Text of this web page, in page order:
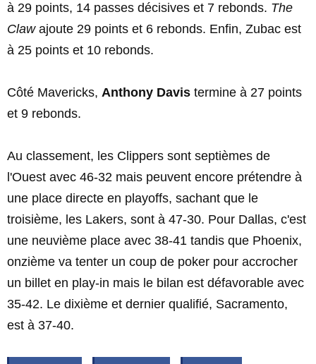
à 29 points, 14 passes décisives et 7 rebonds. The
Clawajoute 29 points et 6 rebonds. Enfin, Zubac est
à 25 points et 10 rebonds.
Côté Mavericks, Anthony Davis termine à 27 points
et 9 rebonds.
Au classement, les Clippers sont septièmes de
l'Ouest avec 46-32 mais peuvent encore prétendre à
une place directe en playoffs, sachant que le
troisième, les Lakers, sont à 47-30. Pour Dallas, c'est
une neuvième place avec 38-41 tandis que Phoenix,
onzième va tenter un coup de poker pour accrocher
un billet en play-in mais le bilan est défavorable avec
35-42. Le dixième et dernier qualifié, Sacramento,
est à 37-40.